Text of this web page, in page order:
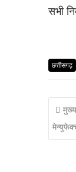
सभी
छत्तीसगढ़